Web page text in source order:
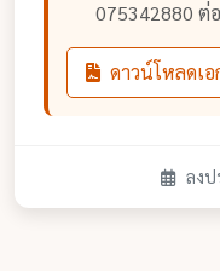
075342880 ต่
ดาวน์โหลดเอ
ลงป